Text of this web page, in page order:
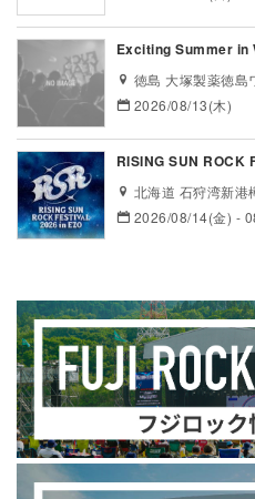
Exciting Summer in
徳島 大塚製薬徳島
2026/08/13(木)
RISING SUN ROCK
北海道 石狩湾新港
2026/08/14(金) -